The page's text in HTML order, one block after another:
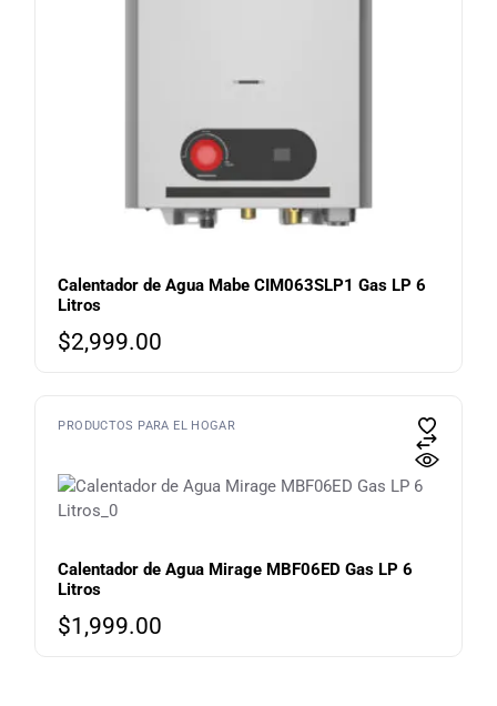
Calentador de Agua Mabe CIM063SLP1 Gas LP 6
Litros
$2,999.00
PRODUCTOS PARA EL HOGAR
Calentador de Agua Mirage MBF06ED Gas LP 6
Litros
$1,999.00